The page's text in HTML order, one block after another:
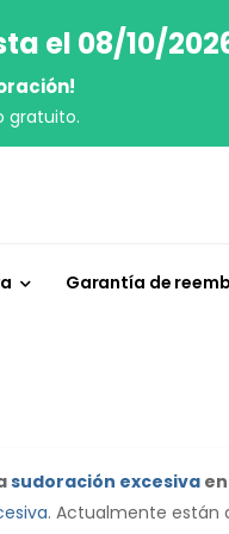
el 08/10/
gratuito.
Garantía de
sudoración excesiva
. Actualmente están